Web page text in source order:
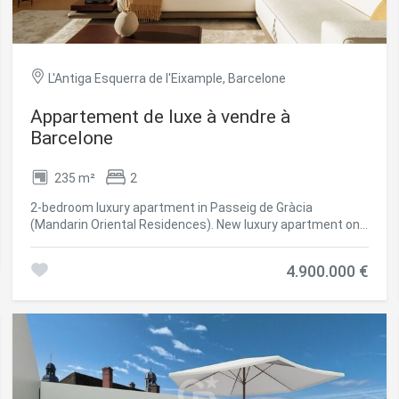
L'Antiga Esquerra de l'Eixample, Barcelone
Appartement de luxe à vendre à
Barcelone
235 m² 2
2-bedroom luxury apartment in Passeig de Gràcia
(Mandarin Oriental Residences). New luxury apartment on
spacious living room, with double aspect and a loggia; an
equipment, and finishes of the highest quality available in
the market. The apartment, with three aspects (double
corner), enjoys views of the city and The Residences'
rooftop garden. The owners benefit from a club level
(located on the sixth floor) with amenity areas, both indoor
4.900.000 €